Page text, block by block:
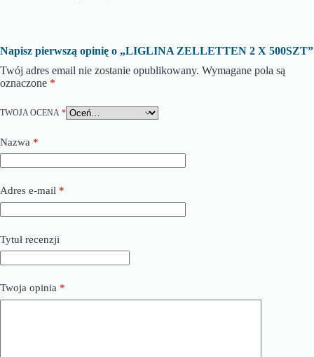
Napisz pierwszą opinię o „LIGLINA ZELLETTEN 2 X 500SZT”
Twój adres email nie zostanie opublikowany. Wymagane pola są
oznaczone *
TWOJA OCENA *
Nazwa *
Adres e-mail *
Tytuł recenzji
Twoja opinia *